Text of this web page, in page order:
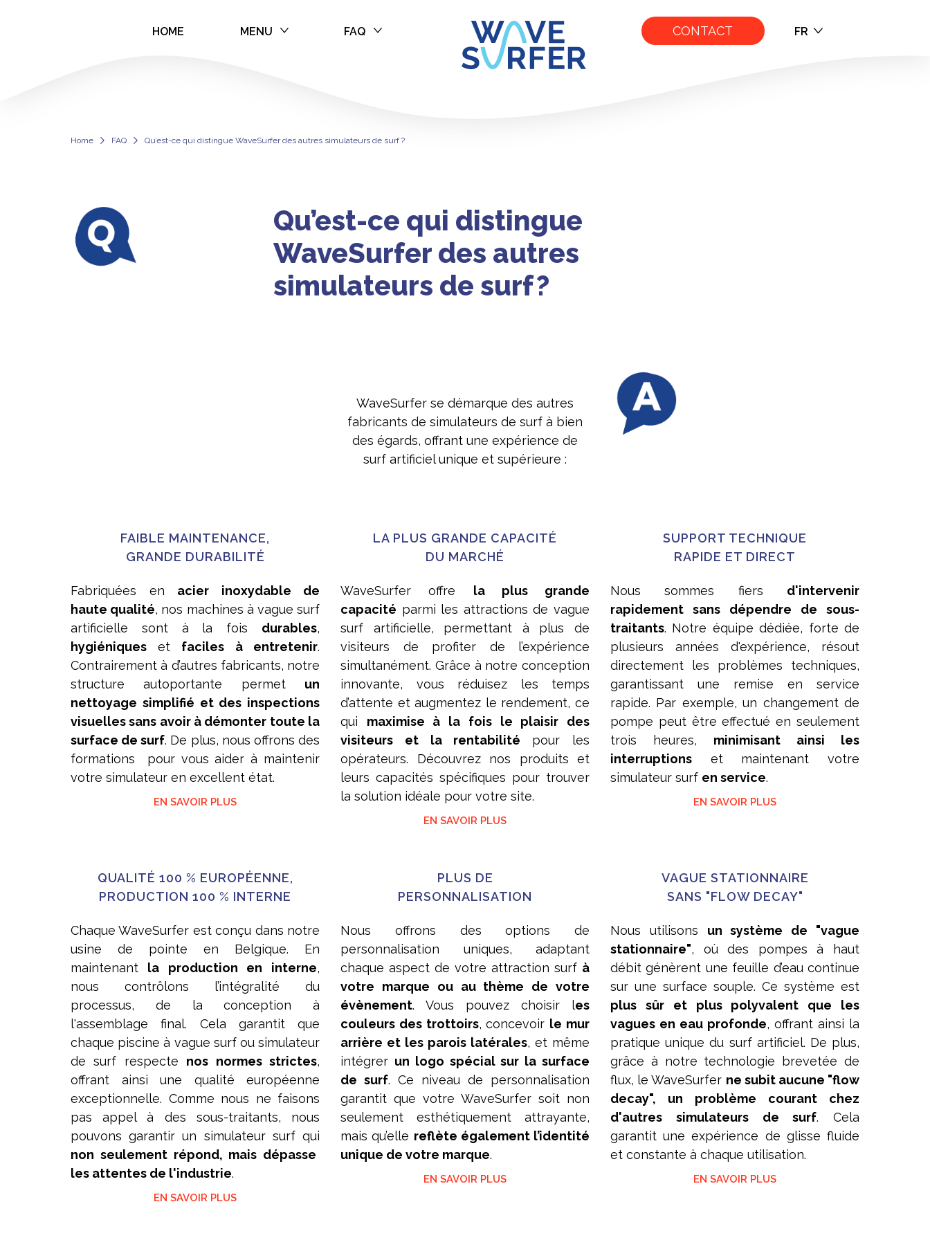
HOME MENU FAQ CONTACT FR
Home FAQ Qu’est-ce qui distingue WaveSurfer des autres simulateurs de surf ?
Qu’est-ce qui distingue WaveSurfer des
Qu’est-ce qui distingue
WaveSurfer des autres
simulateurs de surf ?
WaveSurfer se démarque des autres
fabricants de simulateurs de surf à bien
des égards, offrant une expérience de
surf artificiel unique et supérieure :
FAIBLE MAINTENANCE,
GRANDE DURABILITÉ
Fabriquées en acier inoxydable de
haute qualité, nos machines à vague surf
artificielle sont à la fois durables,
hygiéniques et faciles à entretenir.
Contrairement à d’autres fabricants, notre
structure autoportante permet un
nettoyage simplifié et des inspections
visuelles sans avoir à démonter toute la
surface de surf. De plus, nous offrons des
formations pour vous aider à maintenir
votre simulateur en excellent état.
EN SAVOIR PLUS
QUALITÉ 100 % EUROPÉENNE,
PRODUCTION 100 % INTERNE
Chaque WaveSurfer est conçu dans notre
usine de pointe en Belgique. En
maintenant la production en interne,
nous contrôlons l’intégralité du
processus, de la conception à
l'assemblage final. Cela garantit que
chaque piscine à vague surf ou simulateur
de surf respecte nos normes strictes,
offrant ainsi une qualité européenne
exceptionnelle. Comme nous ne faisons
pas appel à des sous-traitants, nous
pouvons garantir un simulateur surf qui
non seulement répond, mais dépasse
les attentes de l'industrie.
EN SAVOIR PLUS
LA PLUS GRANDE CAPACITÉ
DU MARCHÉ
WaveSurfer offre la plus grande
capacité parmi les attractions de vague
surf artificielle, permettant à plus de
visiteurs de profiter de l’expérience
simultanément. Grâce à notre conception
innovante, vous réduisez les temps
d’attente et augmentez le rendement, ce
qui maximise à la fois le plaisir des
visiteurs et la rentabilité pour les
opérateurs. Découvrez nos produits et
leurs capacités spécifiques pour trouver
la solution idéale pour votre site.
EN SAVOIR PLUS
PLUS DE
PERSONNALISATION
Nous offrons des options de
personnalisation uniques, adaptant
chaque aspect de votre attraction surf à
votre marque ou au thème de votre
évènement. Vous pouvez choisir les
couleurs des trottoirs, concevoir le mur
arrière et les parois latérales, et même
intégrer un logo spécial sur la surface
de surf. Ce niveau de personnalisation
garantit que votre WaveSurfer soit non
seulement esthétiquement attrayante,
mais qu’elle reflète également l’identité
unique de votre marque.
EN SAVOIR PLUS
SUPPORT TECHNIQUE
RAPIDE ET DIRECT
Nous sommes fiers d'intervenir
rapidement sans dépendre de sous-
traitants. Notre équipe dédiée, forte de
plusieurs années d'expérience, résout
directement les problèmes techniques,
garantissant une remise en service
rapide. Par exemple, un changement de
pompe peut être effectué en seulement
trois heures, minimisant ainsi les
interruptions et maintenant votre
simulateur surf en service.
EN SAVOIR PLUS
VAGUE STATIONNAIRE
SANS "FLOW DECAY"
Nous utilisons un système de "vague
stationnaire", où des pompes à haut
débit génèrent une feuille d’eau continue
sur une surface souple. Ce système est
plus sûr et plus polyvalent que les
vagues en eau profonde, offrant ainsi la
pratique unique du surf artificiel. De plus,
grâce à notre technologie brevetée de
flux, le WaveSurfer ne subit aucune "flow
decay", un problème courant chez
d'autres simulateurs de surf. Cela
garantit une expérience de glisse fluide
et constante à chaque utilisation.
EN SAVOIR PLUS